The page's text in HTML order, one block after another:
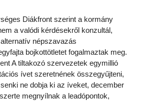
Diákfront szerint a kormány
a valódi kérdésekről konzultál,
népszavazás
bojkottötletet fogalmaztak meg.
A tiltakozó szervezetek egymillió
ívet szeretnének összegyűjteni,
ne dobja ki az íveket, december
megnyílnak a leadópontok,